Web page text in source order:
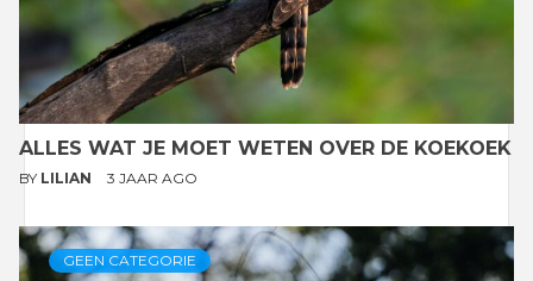
ALLES WAT JE MOET WETEN OVER DE KOEKOEK
BY LILIAN 3 JAAR AGO
GEEN CATEGORIE